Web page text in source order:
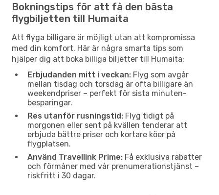
Bokningstips för att få den bästa
flygbiljetten till Humaita
Att flyga billigare är möjligt utan att kompromissa
med din komfort. Här är några smarta tips som
hjälper dig att boka billiga biljetter till Humaita:
Erbjudanden mitt i veckan: Flyg som avgår
mellan tisdag och torsdag är ofta billigare än
weekendpriser – perfekt för sista minuten-
besparingar.
Res utanför rusningstid: Flyg tidigt på
morgonen eller sent på kvällen tenderar att
erbjuda bättre priser och kortare köer på
flygplatsen.
Använd Travellink Prime: Få exklusiva rabatter
och förmåner med vår prenumerationstjänst –
riskfritt i 30 dagar.